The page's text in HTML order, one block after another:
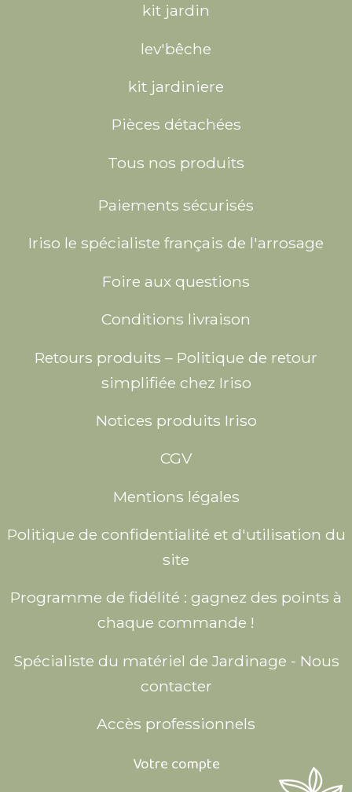
kit jardin
lev'bêche
kit jardiniere
Pièces détachées
Tous nos produits
Paiements sécurisés
Iriso le spécialiste français de l'arrosage
Foire aux questions
Conditions livraison
Retours produits – Politique de retour
simplifiée chez Iriso
Notices produits Iriso
CGV
Mentions légales
Politique de confidentialité et d'utilisation du
site
Programme de fidélité : gagnez des points à
chaque commande !
Spécialiste du matériel de Jardinage - Nous
contacter
Accès professionnels
Votre compte